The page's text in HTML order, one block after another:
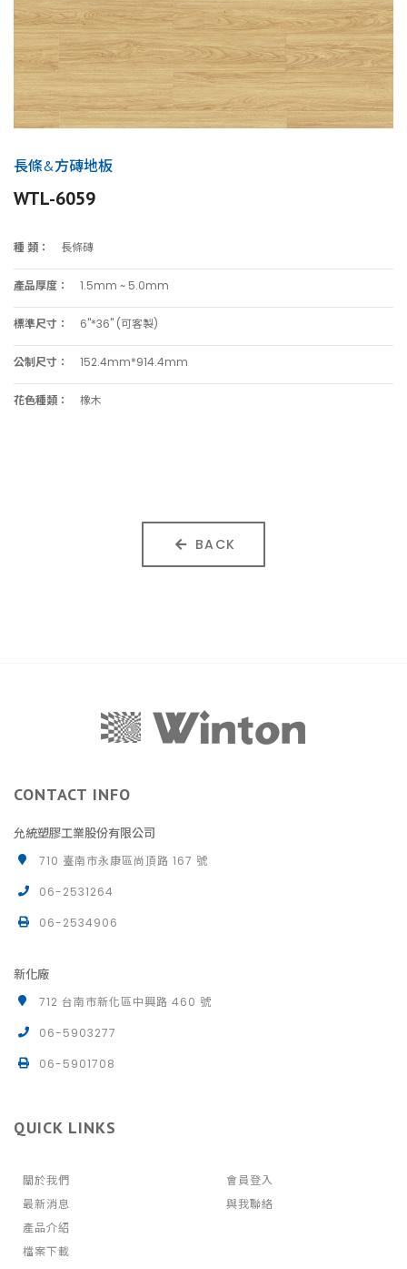
長條&方磚地板
WTL-6059
種 類： 長條磚
產品厚度： 1.5mm ~ 5.0mm
標準尺寸： 6"*36" (可客製)
公制尺寸： 152.4mm*914.4mm
花色種類： 橡木
BACK
CONTACT INFO
允統塑膠工業股份有限公司
710 臺南市永康區尚頂路 167 號
06-2531264
06-2534906
新化廠
712 台南市新化區中興路 460 號
06-5903277
06-5901708
QUICK LINKS
關於我們
最新消息
產品介紹
檔案下載
會員登入
與我聯絡